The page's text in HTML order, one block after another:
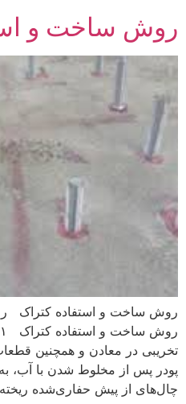
روش ساخت و
روش ساخت و استفاده کتراک
پودر پس از مخلوط شدن با آب،
چال‌های از پیش حفاری‌شده ریخته می‌شود.